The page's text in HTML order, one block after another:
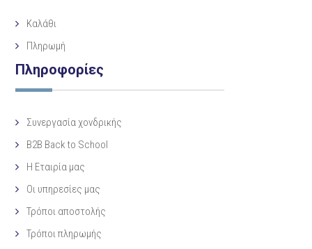
Καλάθι
Πληρωμή
Πληροφορίες
Συνεργασία χονδρικής
B2B Back to School
Η Eταιρία μας
Οι υπηρεσίες μας
Τρόποι αποστολής
Τρόποι πληρωμής